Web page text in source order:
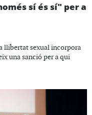
sí és sí" per a
llibertat sexual incorpora
una sanció per a qui